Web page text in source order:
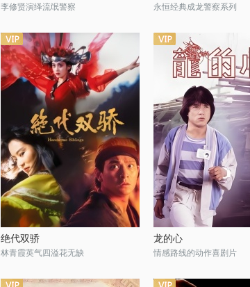
李修贤演绎流氓警察 永恒经典成龙警察系列
绝代双骄
林青霞英气四溢花无缺
龙的心
情感路线的动作喜剧片